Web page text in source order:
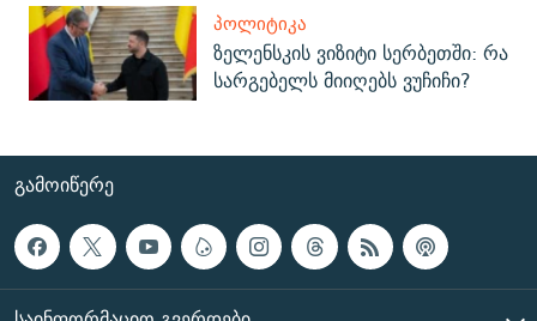
ᲞᲝᲚᲘᲢᲘᲙᲐ
ზელენსკის ვიზიტი სერბეთში: რა
სარგებელს მიიღებს ვუჩიჩი?
ᲒᲐᲛᲝᲘᲬᲔᲠᲔ